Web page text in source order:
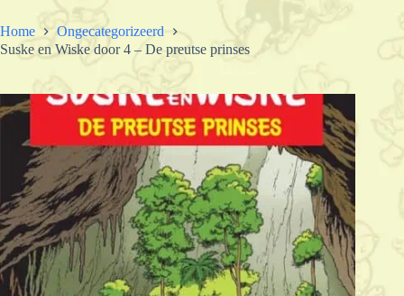
Home
Ongecategorizeerd
Suske en Wiske door 4 – De preutse prinses